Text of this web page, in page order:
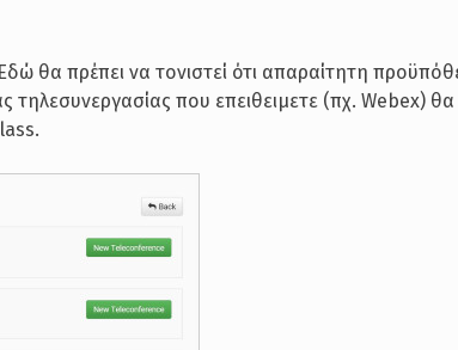
θα πρέπει να τονιστεί ότι απαραίτητη
που επειθειμετε (πχ. Webex) θα